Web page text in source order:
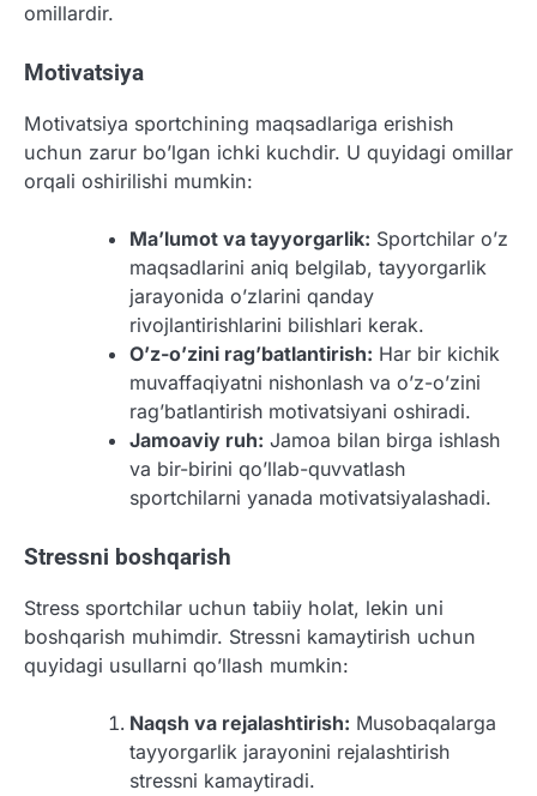
omillardir.
Motivatsiya
Motivatsiya sportchining maqsadlariga erishish
uchun zarur bo’lgan ichki kuchdir. U quyidagi omillar
orqali oshirilishi mumkin:
Ma’lumot va tayyorgarlik: Sportchilar o’z
maqsadlarini aniq belgilab, tayyorgarlik
jarayonida o’zlarini qanday
rivojlantirishlarini bilishlari kerak.
O’z-o’zini rag’batlantirish: Har bir kichik
muvaffaqiyatni nishonlash va o’z-o’zini
rag’batlantirish motivatsiyani oshiradi.
Jamoaviy ruh: Jamoa bilan birga ishlash
va bir-birini qo’llab-quvvatlash
sportchilarni yanada motivatsiyalashadi.
Stressni boshqarish
Stress sportchilar uchun tabiiy holat, lekin uni
boshqarish muhimdir. Stressni kamaytirish uchun
quyidagi usullarni qo’llash mumkin:
Naqsh va rejalashtirish: Musobaqalarga
tayyorgarlik jarayonini rejalashtirish
stressni kamaytiradi.